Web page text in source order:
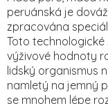
peruánská je
zpracována
Toto
výživové hodnoty
lidský organismus
namletý na jemný
se mnohem lépe